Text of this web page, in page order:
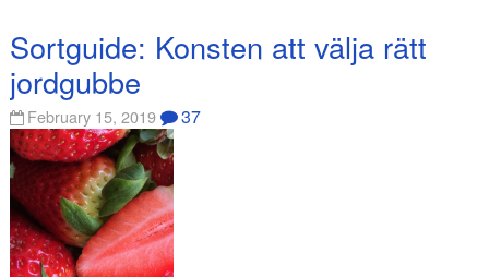
Sortguide: Konsten att välja rätt
jordgubbe
February 15, 2019 37